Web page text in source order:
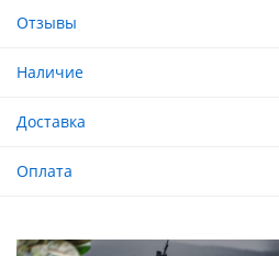
Отзывы
Наличие
Доставка
Оплата